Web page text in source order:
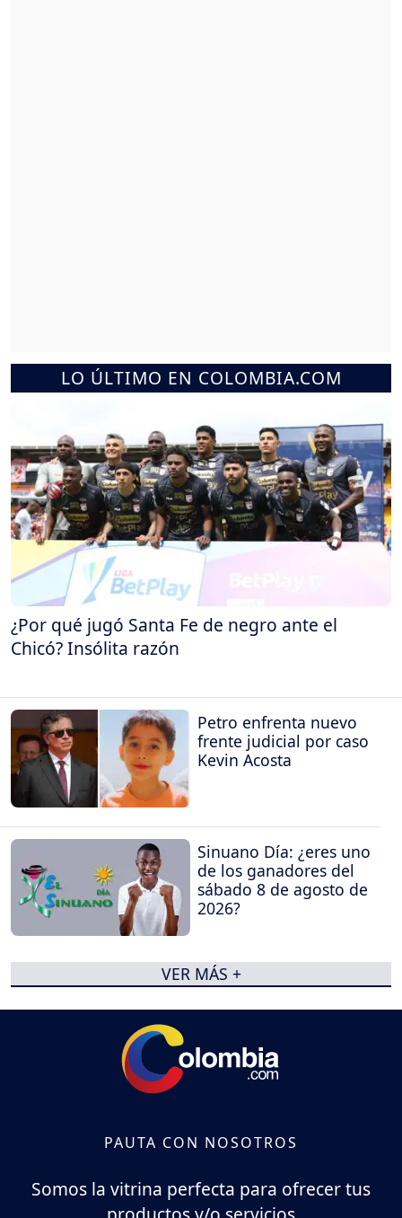
LO ÚLTIMO EN COLOMBIA.COM
¿Por qué jugó Santa Fe de negro ante el
Chicó? Insólita razón
Petro enfrenta nuevo
frente judicial por caso
Kevin Acosta
Sinuano Día: ¿eres uno
de los ganadores del
sábado 8 de agosto de
2026?
VER MÁS +
PAUTA CON NOSOTROS
Somos la vitrina perfecta para ofrecer tus